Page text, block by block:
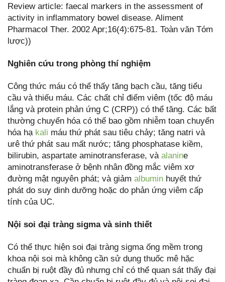
Review article: faecal markers in the assessment of
activity in inflammatory bowel disease. Aliment
Pharmacol Ther. 2002 Apr;16(4):675-81. Toàn văn Tóm
lược))
Nghiên cứu trong phòng thí nghiệm
Công thức máu có thể thấy tăng bạch cầu, tăng tiểu
cầu và thiếu máu. Các chất chỉ điểm viêm (tốc độ máu
lắng và protein phản ứng C (CRP)) có thể tăng. Các bất
thường chuyển hóa có thể bao gồm nhiễm toan chuyển
hóa hạ kali máu thứ phát sau tiêu chảy; tăng natri và
urê thứ phát sau mất nước; tăng phosphatase kiềm,
bilirubin, aspartate aminotransferase, và alanine
aminotransferase ở bệnh nhân đồng mắc viêm xơ
đường mật nguyên phát; và giảm albumin huyết thứ
phát do suy dinh dưỡng hoặc do phản ứng viêm cấp
tính của UC.
Nội soi đại tràng sigma và sinh thiết
Có thể thực hiện soi đại tràng sigma ống mềm trong
khoa nội soi mà không cần sử dụng thuốc mê hặc
chuẩn bị ruột đầy đủ nhưng chỉ có thể quan sát thấy đại